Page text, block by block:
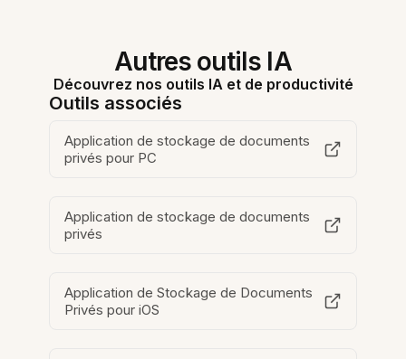
Autres outils IA
Découvrez nos outils IA et de productivité
Outils associés
Application de stockage de documents
privés pour PC
Application de stockage de documents
privés
Application de Stockage de Documents
Privés pour iOS